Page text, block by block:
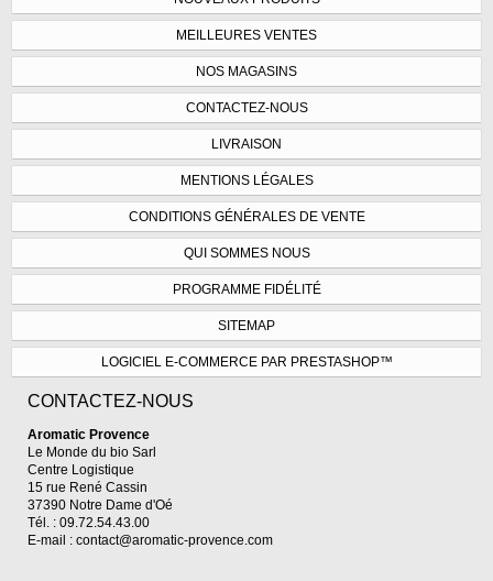
MEILLEURES VENTES
NOS MAGASINS
CONTACTEZ-NOUS
LIVRAISON
MENTIONS LÉGALES
CONDITIONS GÉNÉRALES DE VENTE
QUI SOMMES NOUS
PROGRAMME FIDÉLITÉ
SITEMAP
LOGICIEL E-COMMERCE PAR PRESTASHOP™
CONTACTEZ-NOUS
Aromatic Provence
Le Monde du bio Sarl
Centre Logistique
15 rue René Cassin
37390 Notre Dame d'Oé
Tél. : 09.72.54.43.00
E-mail : contact@aromatic-provence.com